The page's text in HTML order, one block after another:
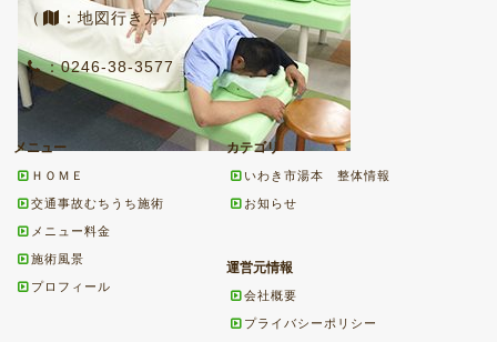
（
：地図行き方）
：0246-38-3577
メニュー
ＨＯＭＥ
交通事故むちうち施術
メニュー料金
施術風景
プロフィール
カテゴリ
いわき市湯本 整体情報
お知らせ
運営元情報
会社概要
プライバシーポリシー